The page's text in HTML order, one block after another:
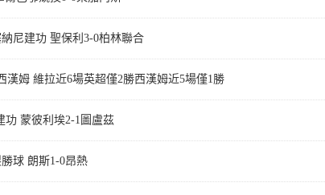
尼建功 聖保利3-0柏林聯合
姆 維拉近6場英超僅2勝西漢姆近5場僅1勝
功 蒙彼利埃2-1圖盧茲
球 朗斯1-0昂熱